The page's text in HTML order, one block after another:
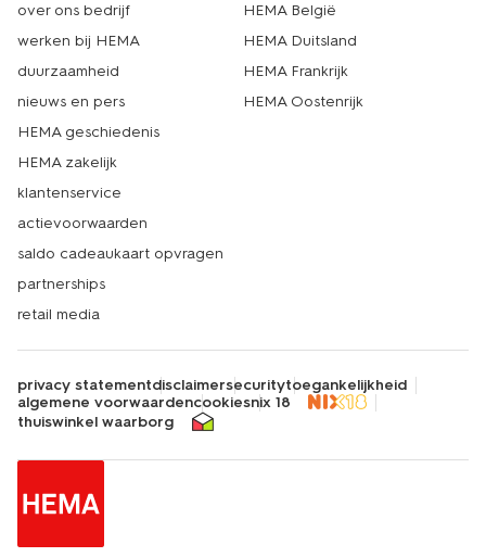
over ons bedrijf
werken bij HEMA
duurzaamheid
nieuws en pers
HEMA geschiedenis
HEMA zakelijk
klantenservice
actievoorwaarden
saldo cadeaukaart opvragen
partnerships
retail media
HEMA België
HEMA Duitsland
HEMA Frankrijk
HEMA Oostenrijk
privacy statementdisclaimersecuritytoegankelijkheid
algemene voorwaardencookiesnix 18
thuiswinkel waarborg